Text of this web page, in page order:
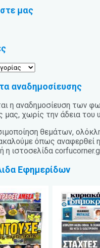
μας
αναδημοσίευσης
η αναδημοσίευση των
μας, χωρίς την άδεια του
θεμάτων,
όπως αναφερθεί
η ιστοσελίδα
Εφημερίδων